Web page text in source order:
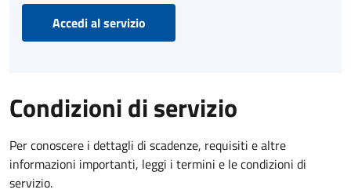
Accedi al servizio
Condizioni di servizio
Per conoscere i dettagli di scadenze, requisiti e altre
informazioni importanti, leggi i termini e le condizioni di
servizio.